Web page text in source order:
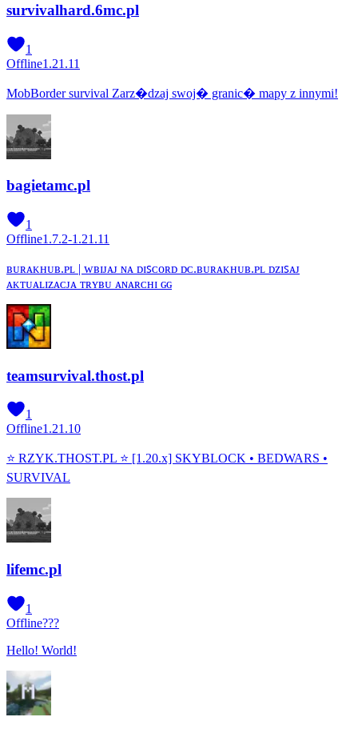
survivalhard.6mc.pl
1
Offline1.21.11
MobBorder survival Zarz�dzaj swoj� granic� mapy z innymi!
bagietamc.pl
1
Offline1.7.2-1.21.11
ʙᴜʀᴀᴋʜᴜʙ.ᴘʟ | ᴡʙɪᴊᴀᴊ ɴᴀ ᴅɪꜱᴄᴏʀᴅ ᴅᴄ.ʙᴜʀᴀᴋʜᴜʙ.ᴘʟ ᴅᴢɪꜱᴀᴊ
ᴀᴋᴛᴜᴀʟɪᴢᴀᴄᴊᴀ ᴛʀʏʙᴜ ᴀɴᴀʀᴄʜɪ ɢɢ
teamsurvival.thost.pl
1
Offline1.21.10
⭐ RZYK.THOST.PL ⭐ [1.20.x] SKYBLOCK • BEDWARS •
SURVIVAL
lifemc.pl
1
Offline???
Hello! World!